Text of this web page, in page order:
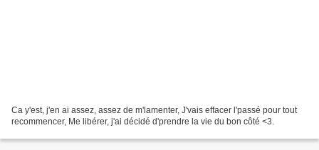
Ca y'est, j'en ai assez, assez de m'lamenter, J'vais effacer l'passé pour tout
recommencer, Me libérer, j'ai décidé d'prendre la vie du bon côté <3.